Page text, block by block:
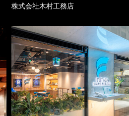
株式会社木村工務店